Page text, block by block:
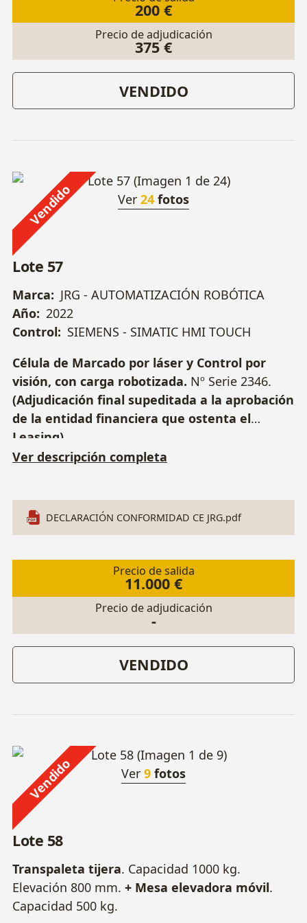
200 €
Precio de adjudicación
375 €
VENDIDO
Vendido Ver 24 fotos
Lote 57
Marca: JRG - AUTOMATIZACIÓN ROBÓTICA
Año: 2022
Control: SIEMENS - SIMATIC HMI TOUCH
Célula de Marcado por láser y Control por
visión, con carga robotizada. Nº Serie 2346.
(Adjudicación final supeditada a la aprobación
de la entidad financiera que ostenta el
Leasing)
Ver descripción completa
DECLARACIÓN CONFORMIDAD CE JRG.pdf
Precio de salida
11.000 €
Precio de adjudicación
-
VENDIDO
Vendido Ver 9 fotos
Lote 58
Transpaleta tijera. Capacidad 1000 kg.
Elevación 800 mm. + Mesa elevadora móvil.
Capacidad 500 kg.